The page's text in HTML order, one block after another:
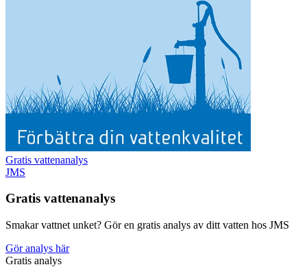
Gratis vattenanalys
JMS
Gratis vattenanalys
Smakar vattnet unket? Gör en gratis analys av ditt vatten hos JMS
Gör analys här
Gratis analys